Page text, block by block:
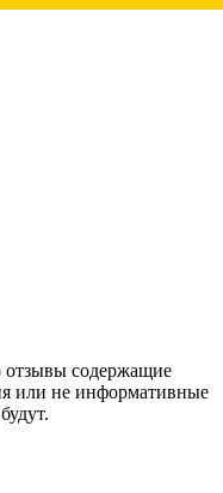
содержащие
или не информативные